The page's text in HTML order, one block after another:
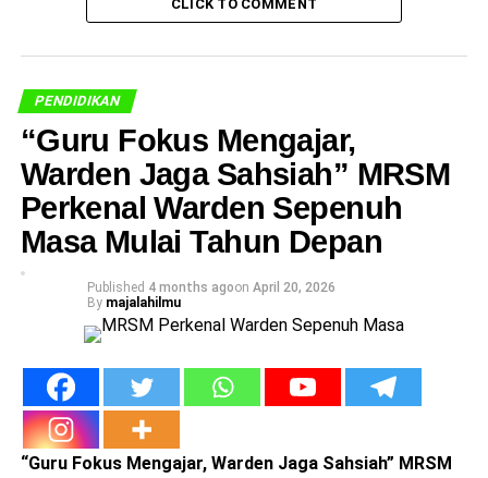
CLICK TO COMMENT
PENDIDIKAN
“Guru Fokus Mengajar,
Warden Jaga Sahsiah” MRSM
Perkenal Warden Sepenuh
Masa Mulai Tahun Depan
Published 4 months agoon April 20, 2026
By majalahilmu
“Guru Fokus Mengajar, Warden Jaga Sahsiah” MRSM